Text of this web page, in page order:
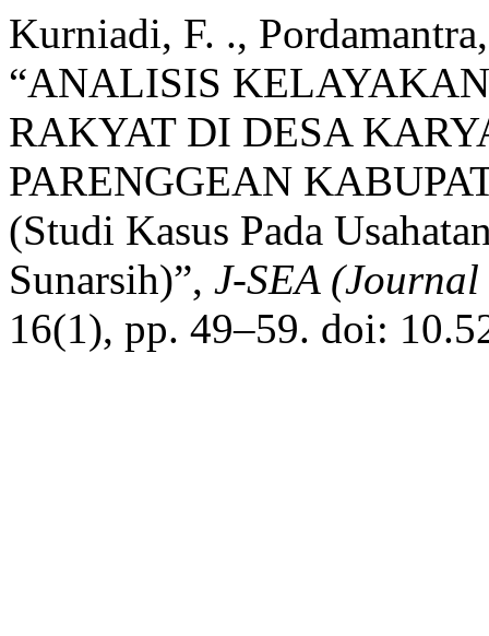
Kurniadi, F. .,
“ANALISIS
RAKYAT DI DESA
PARENGGEAN
(Studi Kasus Pada
Sunarsih)”, J-SEA
16(1), pp. 49–59. doi: